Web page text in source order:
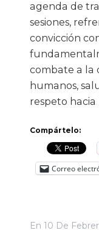
agenda de
sesiones,
convicción
combate a la
humanos,
respeto hacia
Compártelo:
Correo
En 10 De